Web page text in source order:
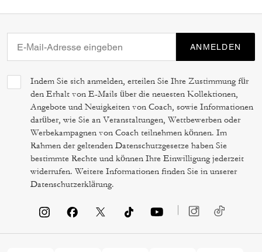
ANMELDEN
Indem Sie sich anmelden, erteilen Sie Ihre Zustimmung für
den Erhalt von E-Mails über die neuesten Kollektionen,
Angebote und Neuigkeiten von Coach, sowie Informationen
darüber, wie Sie an Veranstaltungen, Wettbewerben oder
Werbekampagnen von Coach teilnehmen können. Im
Rahmen der geltenden Datenschutzgesetze haben Sie
bestimmte Rechte und können Ihre Einwilligung jederzeit
widerrufen. Weitere Informationen finden Sie in unserer
Datenschutzerklärung.